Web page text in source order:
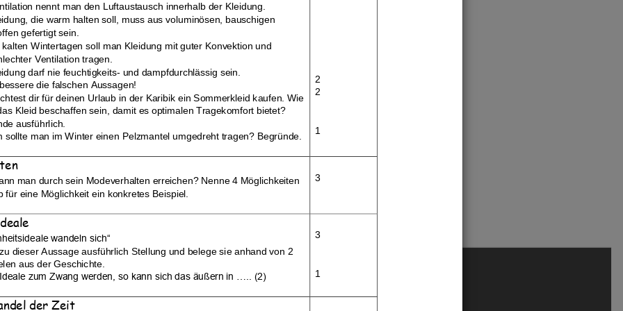
nennt man den Luftaustausch innerhalb der Kleidung.
die warm halten soll, muss aus voluminösen, bauschigen
gefertigt sein.
kalten Wintertagen soll man Kleidung mit guter Konvektion und
Ventilation tragen.
darf nie feuchtigkeits- und dampfdurchlässig sein.
die falschen Aussagen!
dir für deinen Urlaub in der Karibik ein Sommerkleid kaufen. Wie
Kleid beschaffen sein, damit es optimalen Tragekomfort bietet?
ausführlich.
sollte man im Winter einen Pelzmantel umgedreht tragen? Begründe.
2
2
1
man durch sein Modeverhalten erreichen? Nenne 4 Möglichkeiten
für eine Möglichkeit ein konkretes Beispiel.
3
wandeln sich“
dieser Aussage ausführlich Stellung und belege sie anhand von 2
aus der Geschichte.
zum Zwang werden, so kann sich das äußern in ..... (2)
3
1
der Zeit
,Mode im Wandel
Neuigkeiten
156 neue Klassenarbeiten für die